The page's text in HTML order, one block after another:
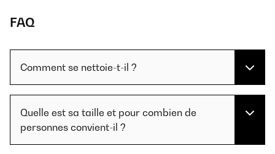
FAQ
Comment se nettoie-t-il ?
Quelle est sa taille et pour combien de
personnes convient-il ?